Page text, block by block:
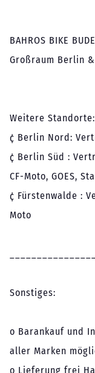
BAHROS BIKE
Großraum Berlin
Weitere Standorte:
¢ Berlin Nord:
¢ Berlin Süd :
CF-Moto, GOES,
¢ Fürstenwalde :
Moto
Sonstiges:
o Barankauf und
aller Marken
o Lieferung frei